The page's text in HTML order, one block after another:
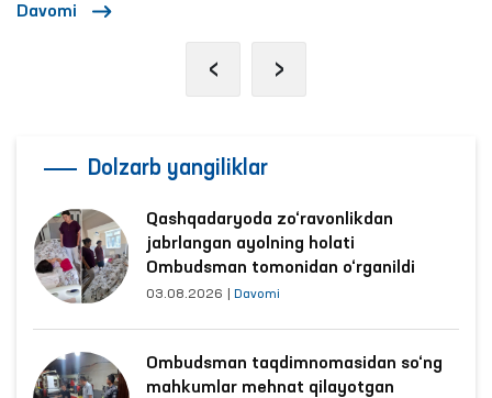
Davomi
‹ ›
Dolzarb yangiliklar
Qashqadaryoda zo‘ravonlikdan
jabrlangan ayolning holati
Ombudsman tomonidan o‘rganildi
03.08.2026 Davomi
Ombudsman taqdimnomasidan so‘ng
mahkumlar mehnat qilayotgan